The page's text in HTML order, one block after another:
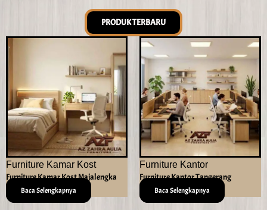
PRODUK TERBARU
Furniture Kamar Kost
Furniture Kamar Kost Majalengka
Baca Selengkapnya
Furniture Kantor
Furniture Kantor Tangerang
Baca Selengkapnya